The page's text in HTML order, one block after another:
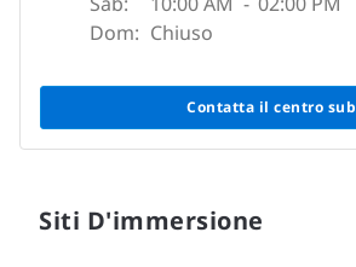
Dom: Chiuso
Contatta il centro sub
Siti D'immersione